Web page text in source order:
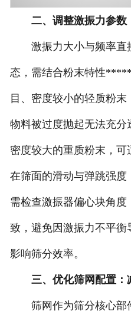
二、调整激振力参数
激振力大小与频率直
态，需结合粉末特性
目、密度较小的轻质粉
物料被过度抛起无法充分
密度较大的重质粉末，
在筛面的滑动与弹跳强度
需检查激振器偏心块角
致，避免因激振力不平
影响筛分效率。
三、优化筛网配置：
筛网作为筛分核心部